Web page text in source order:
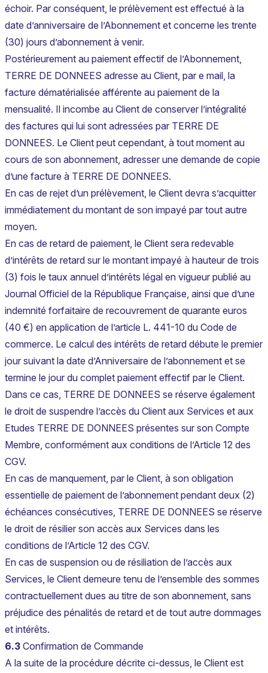
échoir. Par conséquent, le prélèvement est effectué à la
date d’anniversaire de l’Abonnement et concerne les trente
(30) jours d’abonnement à venir.
Postérieurement au paiement effectif de l’Abonnement,
TERRE DE DONNEES adresse au Client, par e mail, la
facture dématérialisée afférente au paiement de la
mensualité. Il incombe au Client de conserver l’intégralité
des factures qui lui sont adressées par TERRE DE
DONNEES. Le Client peut cependant, à tout moment au
cours de son abonnement, adresser une demande de copie
d’une facture à TERRE DE DONNEES.
En cas de rejet d’un prélèvement, le Client devra s’acquitter
immédiatement du montant de son impayé par tout autre
moyen.
En cas de retard de paiement, le Client sera redevable
d’intérêts de retard sur le montant impayé à hauteur de trois
(3) fois le taux annuel d’intérêts légal en vigueur publié au
Journal Officiel de la République Française, ainsi que d’une
indemnité forfaitaire de recouvrement de quarante euros
(40 €) en application de l’article L. 441-10 du Code de
commerce. Le calcul des intérêts de retard débute le premier
jour suivant la date d’Anniversaire de l’abonnement et se
termine le jour du complet paiement effectif par le Client.
Dans ce cas, TERRE DE DONNEES se réserve également
le droit de suspendre l’accès du Client aux Services et aux
Etudes TERRE DE DONNEES présentes sur son Compte
Membre, conformément aux conditions de l’Article 12 des
CGV.
En cas de manquement, par le Client, à son obligation
essentielle de paiement de l’abonnement pendant deux (2)
échéances consécutives, TERRE DE DONNEES se réserve
le droit de résilier son accès aux Services dans les
conditions de l’Article 12 des CGV.
En cas de suspension ou de résiliation de l’accès aux
Services, le Client demeure tenu de l’ensemble des sommes
contractuellement dues au titre de son abonnement, sans
préjudice des pénalités de retard et de tout autre dommages
et intérêts.
6.3 Confirmation de Commande
A la suite de la procédure décrite ci-dessus, le Client est